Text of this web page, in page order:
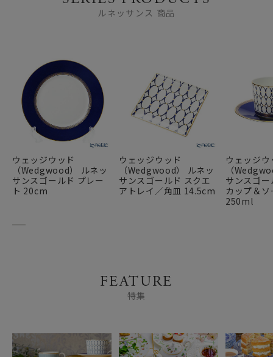
ルネッサンス 商品
ウェッジウッド
（Wedgwood） ルネッ
サンスゴールド プレー
ト 20cm
ウェッジウッド
（Wedgwood） ルネッ
サンスゴールド スクエ
アトレイ／角皿 14.5cm
ウェッジウ
（
サンスゴ
カップ＆
250ml
FEATURE
特集